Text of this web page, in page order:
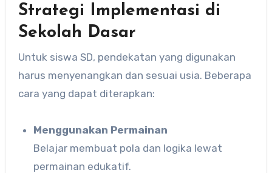
Strategi Implementasi di
Sekolah Dasar
Untuk siswa SD, pendekatan yang digunakan
harus menyenangkan dan sesuai usia. Beberapa
cara yang dapat diterapkan:
Menggunakan Permainan
Belajar membuat pola dan logika lewat
permainan edukatif.